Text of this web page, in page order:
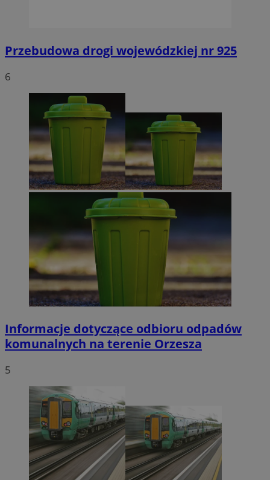
Przebudowa drogi wojewódzkiej nr 925
6
Informacje dotyczące odbioru odpadów
komunalnych na terenie Orzesza
5